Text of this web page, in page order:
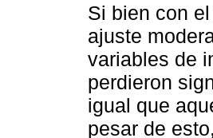
Si bien con
ajuste
variables de
perdieron
igual que
pesar de